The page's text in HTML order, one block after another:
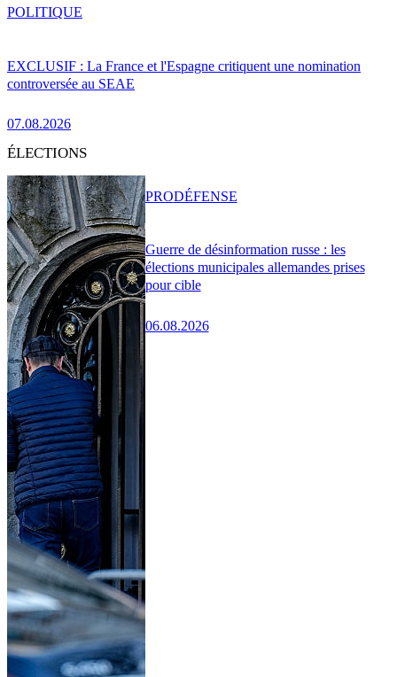
EXCLUSIF : La France et l'Espagne critiquent une nomination
controversée au SEAE
07.08.2026
POLITIQUE
ÉLECTIONS
Guerre de désinformation russe : les
élections municipales allemandes prises
pour cible
06.08.2026
PRODÉFENSE